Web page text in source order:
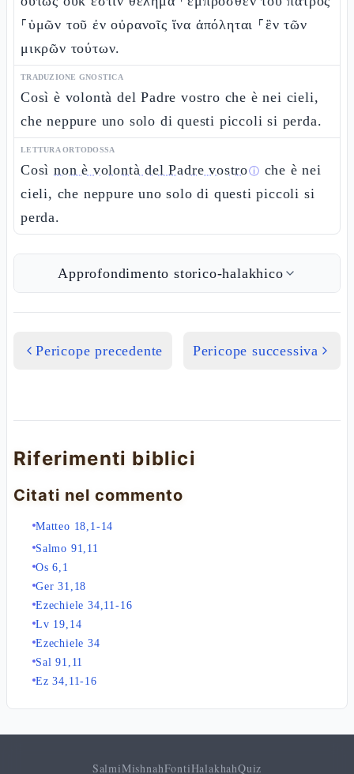
⸀ὑμῶν τοῦ ἐν οὐρανοῖς ἵνα ἀπόληται ⸀ἓν τῶν
μικρῶν τούτων.
TRADUZIONE GNOSTICA
Così è volontà del Padre vostro che è nei cieli,
che neppure uno solo di questi piccoli si perda.
LETTURA ORTODOSSA
Così non è volontà del Padre vostroⓘ che è nei
cieli, che neppure uno solo di questi piccoli si
perda.
Approfondimento storico-halakhico
Pericope precedente Pericope successiva
Riferimenti biblici
Citati nel commento
Matteo 18,1-14
Salmo 91,11
Os 6,1
Ger 31,18
Ezechiele 34,11-16
Lv 19,14
Ezechiele 34
Sal 91,11
Ez 34,11-16
SalmiMishnahFontiHalakhahQuiz